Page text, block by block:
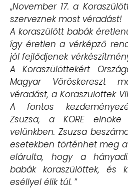
„November 17. a
szerveznek most véradást!
A koraszülött babák
így éretlen a vérképző
jól fejlődjenek
A Koraszülöttekért
Magyar Vöröskereszt
véradást, a Koraszülöttek
A fontos
Zsuzsa, a KORE
velünkben. Zsuzsa
esetekben történhet meg
elárulta, hogy a
babák koraszülöttek, és
eséllyel élik túl. ”